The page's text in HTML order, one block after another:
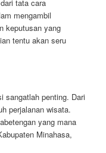
tata cara
mengambil
keputusan yang
tentu akan seru
sangatlah penting. Dari
perjalanan wisata.
yang mana
Minahasa,